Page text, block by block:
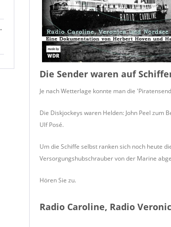
Die Sender waren auf
Je nach Wetterlage konnte man die
Die Diskjockeys waren Helden: John Peel zum
Ulf Posé.
Um die Schiffe selbst ranken sich noch heute
Versorgungshubschrauber von der Marine
Hören Sie zu.
Radio Caroline, Radio